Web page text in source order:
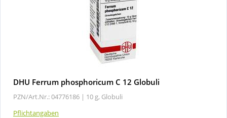
DHU Ferrum phosphoricum C 12 Globuli
PZN/Art.Nr.: 04776186 | 10 g, Globuli
Pflichtangaben